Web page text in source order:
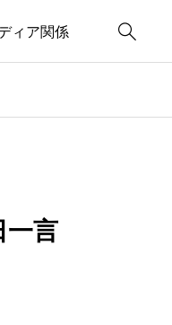
ィア関係 
一言